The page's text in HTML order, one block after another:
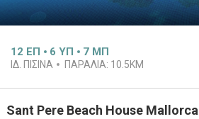
12 ΕΠ 6 ΥΠ 7 ΜΠ
ΙΔ. ΠΙΣΊΝΑ ΠΑΡΑΛΊΑ: 10.5KM
Sant Pere Beach House Mallorca